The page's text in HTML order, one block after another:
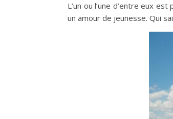
L’un ou l’une d’entre eux
un amour de jeunesse. Qui